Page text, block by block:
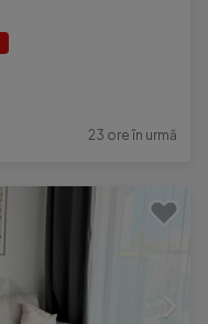
23 ore în urmă